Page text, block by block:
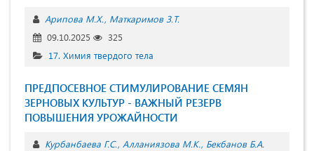
Арипова М.Х. Маткаримов З.Т.
09.10.2025
325
17. Химия твердого тела
ПРЕДПОСЕВНОЕ СТИМУЛИРОВАНИЕ СЕМЯН
ЗЕРНОВЫХ КУЛЬТУР - ВАЖНЫЙ РЕЗЕРВ
ПОВЫШЕНИЯ УРОЖАЙНОСТИ
Курбанбаева Г.С. Алланиязова М.К. Бекбанов Б.А.